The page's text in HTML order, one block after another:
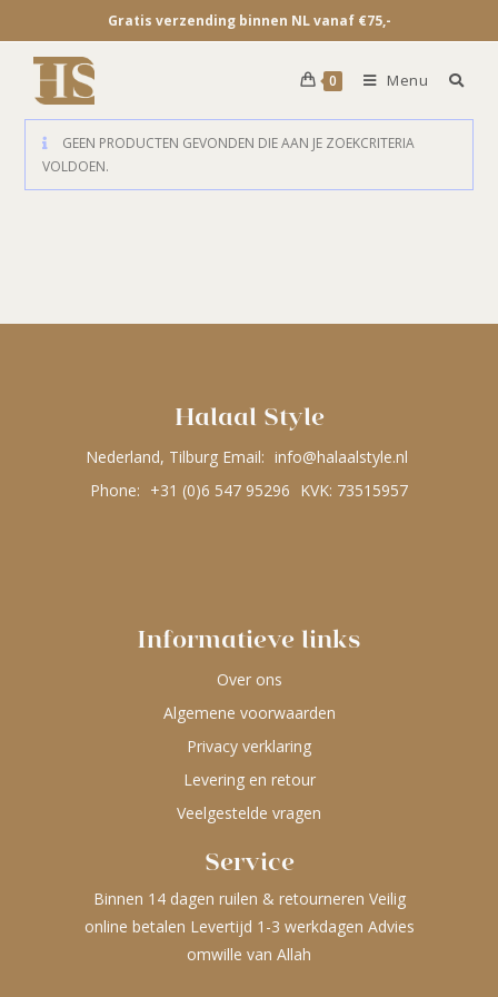
Gratis verzending binnen NL vanaf €75,-
0 Menu
GEEN PRODUCTEN GEVONDEN DIE AAN JE ZOEKCRITERIA
VOLDOEN.
Halaal Style
Nederland, Tilburg Email: info@halaalstyle.nl
Phone: +31 (0)6 547 95296 KVK: 73515957
Informatieve links
Over ons
Algemene voorwaarden
Privacy verklaring
Levering en retour
Veelgestelde vragen
Service
Binnen 14 dagen ruilen & retourneren Veilig
online betalen Levertijd 1-3 werkdagen Advies
omwille van Allah